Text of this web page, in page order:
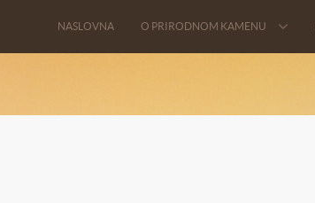
NASLOVNA O PRIRODNOM KAMENU